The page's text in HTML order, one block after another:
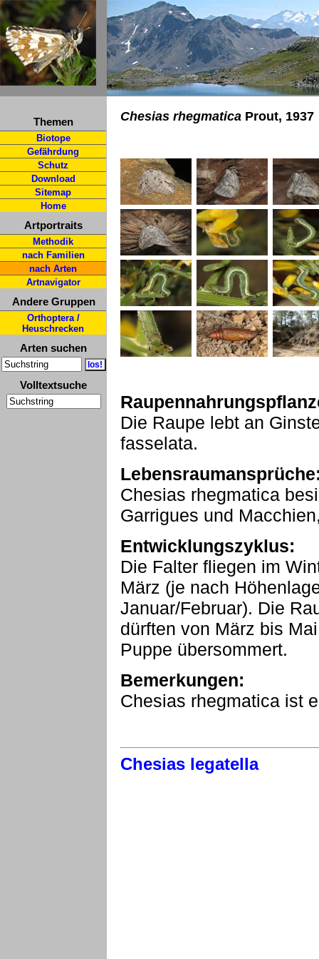
Themen
Biotope
Gefährdung
Schutz
Download
Sitemap
Home
Artportraits
Methodik
nach Familien
nach Arten
Artnavigator
Andere Gruppen
Orthoptera /
Heuschrecken
Arten suchen
Volltextsuche
Chesias rhegmatica Prout, 1937
Die Raupe lebt an
fasselata.
Chesias rhegmatica
Garrigues und
Entwicklungszyklus:
Die Falter fliegen im
März (je nach
Januar/Februar). Die
dürften von März bis
Puppe übersommert.
Bemerkungen:
Chesias rhegmatica ist
Chesias legatella